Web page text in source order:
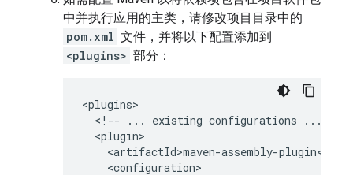
中并执行应用的主类，请修改项目目录中的
pom.xml 文件，并将以下配置添加到
<plugins> 部分：
<!--
... existing configurations ...